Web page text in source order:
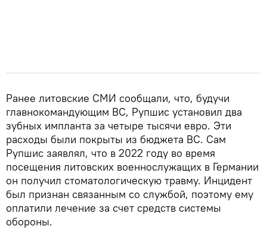
Ранее литовские СМИ сообщали, что, будучи
главнокомандующим ВС, Рупшис установил два
зубных импланта за четыре тысячи евро. Эти
расходы были покрыты из бюджета ВС. Сам
Рупшис заявлял, что в 2022 году во время
посещения литовских военнослужащих в Германии
он получил стоматологическую травму. Инцидент
был признан связанным со службой, поэтому ему
оплатили лечение за счет средств системы
обороны.